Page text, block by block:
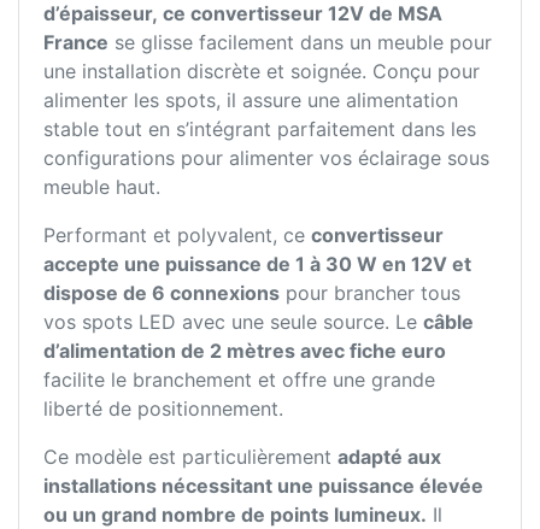
d’épaisseur, ce convertisseur 12V de MSA
France se glisse facilement dans un meuble pour
une installation discrète et soignée. Conçu pour
alimenter les spots, il assure une alimentation
stable tout en s’intégrant parfaitement dans les
configurations pour alimenter vos éclairage sous
meuble haut.
Performant et polyvalent, ce convertisseur
accepte une puissance de 1 à 30 W en 12V et
dispose de 6 connexions pour brancher tous
vos spots LED avec une seule source. Le câble
d’alimentation de 2 mètres avec fiche euro
facilite le branchement et offre une grande
liberté de positionnement.
Ce modèle est particulièrement adapté aux
installations nécessitant une puissance élevée
ou un grand nombre de points lumineux. Il